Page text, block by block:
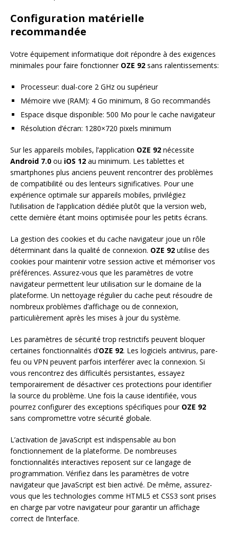
Configuration matérielle
recommandée
Votre équipement informatique doit répondre à des exigences
minimales pour faire fonctionner OZE 92 sans ralentissements:
Processeur: dual-core 2 GHz ou supérieur
Mémoire vive (RAM): 4 Go minimum, 8 Go recommandés
Espace disque disponible: 500 Mo pour le cache navigateur
Résolution d’écran: 1280×720 pixels minimum
Sur les appareils mobiles, l’application OZE 92 nécessite
Android 7.0 ou iOS 12 au minimum. Les tablettes et
smartphones plus anciens peuvent rencontrer des problèmes
de compatibilité ou des lenteurs significatives. Pour une
expérience optimale sur appareils mobiles, privilégiez
l’utilisation de l’application dédiée plutôt que la version web,
cette dernière étant moins optimisée pour les petits écrans.
La gestion des cookies et du cache navigateur joue un rôle
déterminant dans la qualité de connexion. OZE 92 utilise des
cookies pour maintenir votre session active et mémoriser vos
préférences. Assurez-vous que les paramètres de votre
navigateur permettent leur utilisation sur le domaine de la
plateforme. Un nettoyage régulier du cache peut résoudre de
nombreux problèmes d’affichage ou de connexion,
particulièrement après les mises à jour du système.
Les paramètres de sécurité trop restrictifs peuvent bloquer
certaines fonctionnalités d’OZE 92. Les logiciels antivirus, pare-
feu ou VPN peuvent parfois interférer avec la connexion. Si
vous rencontrez des difficultés persistantes, essayez
temporairement de désactiver ces protections pour identifier
la source du problème. Une fois la cause identifiée, vous
pourrez configurer des exceptions spécifiques pour OZE 92
sans compromettre votre sécurité globale.
L’activation de JavaScript est indispensable au bon
fonctionnement de la plateforme. De nombreuses
fonctionnalités interactives reposent sur ce langage de
programmation. Vérifiez dans les paramètres de votre
navigateur que JavaScript est bien activé. De même, assurez-
vous que les technologies comme HTML5 et CSS3 sont prises
en charge par votre navigateur pour garantir un affichage
correct de l’interface.